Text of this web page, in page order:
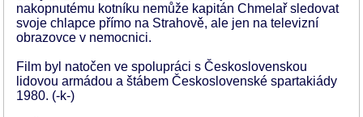
nakopnutému kotníku nemůže kapitán Chmelař sledovat
svoje chlapce přímo na Strahově, ale jen na televizní
obrazovce v nemocnici.
Film byl natočen ve spolupráci s Československou
lidovou armádou a štábem Československé spartakiády
1980. (-k-)